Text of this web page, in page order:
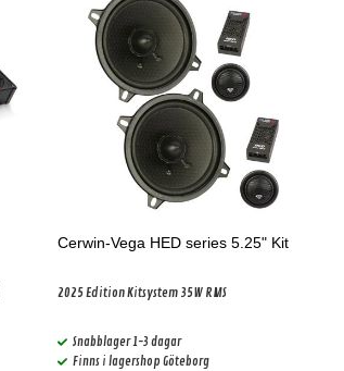
Cerwin-Vega HED series 5.25" Kit
2025 Edition Kitsystem 35W RMS
Snabblager 1-3 dagar
Finns i lagershop Göteborg